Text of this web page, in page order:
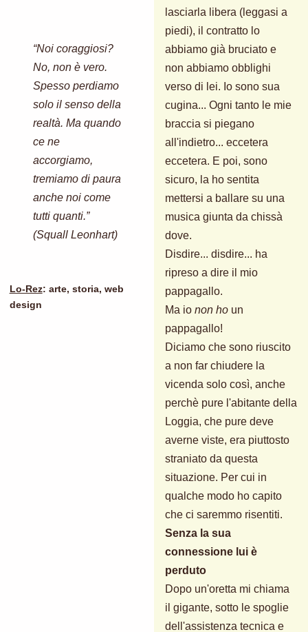
“Noi coraggiosi?
No, non è vero.
Spesso perdiamo
solo il senso della
realtà. Ma quando
ce ne
accorgiamo,
tremiamo di paura
anche noi come
tutti quanti.”
(Squall Leonhart)
Lo-Rez: arte, storia, web
design
lasciarla libera (leggasi a
piedi), il contratto lo
abbiamo già bruciato e
non abbiamo obblighi
verso di lei. Io sono sua
cugina... Ogni tanto le mie
braccia si piegano
all'indietro... eccetera
eccetera. E poi, sono
sicuro, la ho sentita
mettersi a ballare su una
musica giunta da chissà
dove.
Disdire... disdire... ha
ripreso a dire il mio
pappagallo.
Ma io non ho un
pappagallo!
Diciamo che sono riuscito
a non far chiudere la
vicenda solo così, anche
perchè pure l'abitante della
Loggia, che pure deve
averne viste, era piuttosto
straniato da questa
situazione. Per cui in
qualche modo ho capito
che ci saremmo risentiti.
Senza la sua
connessione lui è
perduto
Dopo un'oretta mi chiama
il gigante, sotto le spoglie
dell'assistenza tecnica e